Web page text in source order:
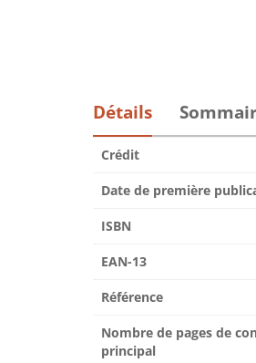
Détails
Crédit
Date de première
ISBN
EAN-13
Référence
Nombre de pages de
principal